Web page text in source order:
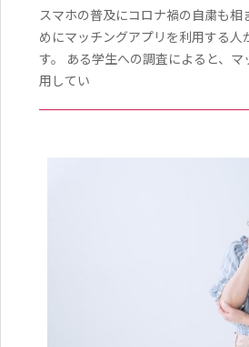
12-
26
スマホの普及にコロナ禍の自粛も相
めにマッチングアプリを利用する人
す。 ある学生への調査によると、
用してい